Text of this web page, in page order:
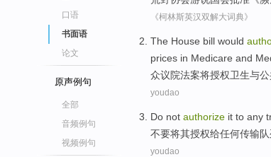
口语
书面语
论文
原声例句
全部
音频例句
视频例句
《柯林斯英汉双解大词典》
The House bill would
prices in Medicare and
众议院法案将授权卫生与
youdao
Do not authorize it to any
不要将其授权给任何传输队
youdao